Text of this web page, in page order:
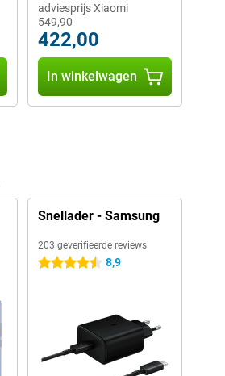
549,90
adviesprijs Xiaomi
422,00
In winkelwagen
Snellader - Samsung
203 geverifieerde reviews
4.5 sterren 8,9